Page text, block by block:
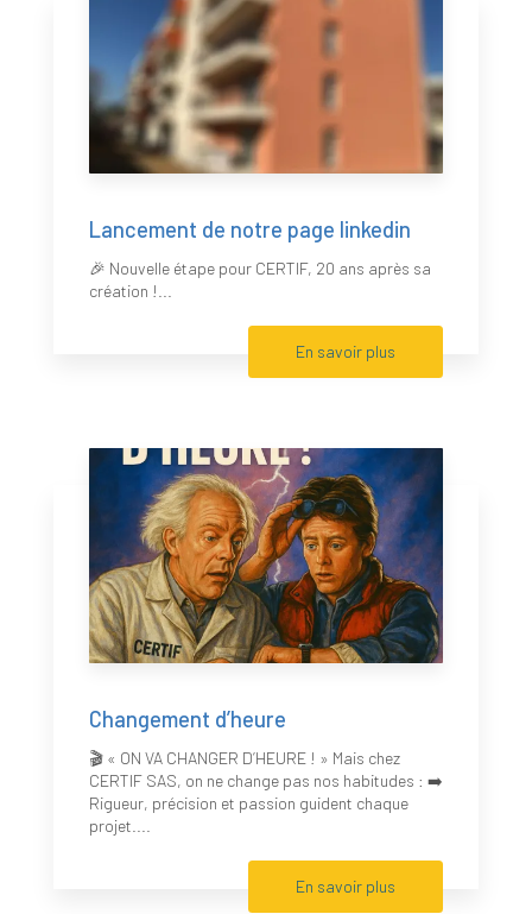
Lancement de notre page linkedin
🎉 Nouvelle étape pour CERTIF, 20 ans après sa
création !...
En savoir plus
Changement d’heure
🎬 « ON VA CHANGER D’HEURE ! » Mais chez
CERTIF SAS, on ne change pas nos habitudes : ➡️
Rigueur, précision et passion guident chaque
projet....
En savoir plus